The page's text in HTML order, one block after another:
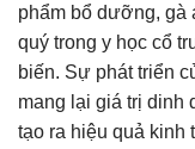
phẩm bổ dưỡng, gà
quý trong y học cổ
biến. Sự phát triển
mang lại giá trị dinh
tạo ra hiệu quả kinh